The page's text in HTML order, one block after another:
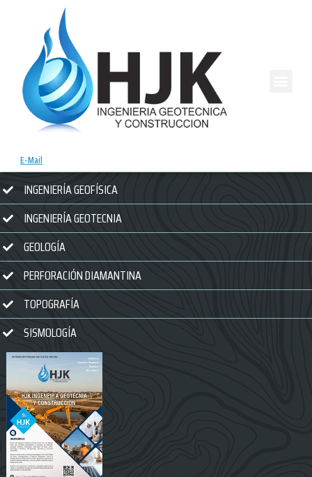
E-Mail
INGENIERÍA GEOFÍSICA
INGENIERÍA GEOTECNIA
GEOLOGÍA
PERFORACIÓN DIAMANTINA
TOPOGRAFÍA
SISMOLOGÍA